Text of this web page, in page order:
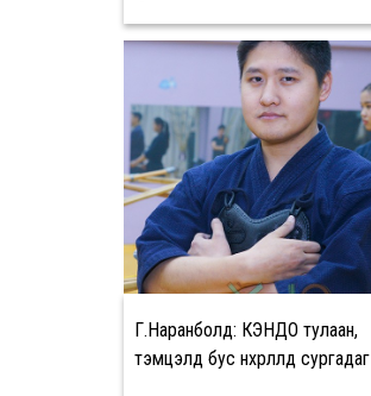
Г.Наранболд: КЭНДО тулаан,
тэмцэлд бус нөхөрлөлд сургадаг